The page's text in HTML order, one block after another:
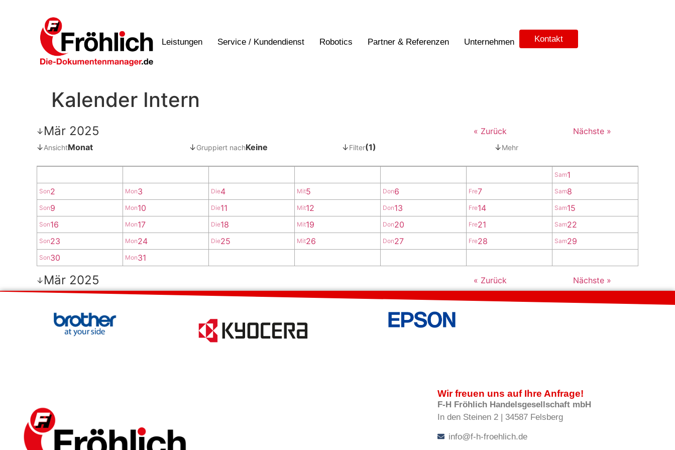
Leistungen Service / Kundendienst Robotics Partner & Referenzen Unternehmen Kontakt
Kalender Intern
↓ Mär 2025 « Zurück
Nächste »
↓AnsichtMonat ↓Gruppiert nachKeine ↓Filter(1) ↓Mehr
Sam1
Son2 Mon3 Die4 Mit5 Don6 Fre7 Sam8
Son9 Mon10 Die11 Mit12 Don13 Fre14 Sam15
Son16 Mon17 Die18 Mit19 Don20 Fre21 Sam22
Son23 Mon24 Die25 Mit26 Don27 Fre28 Sam29
Son30 Mon31
↓ Mär 2025 « Zurück Nächste »
Wir freuen uns auf Ihre Anfrage!
F-H Fröhlich Handelsgesellschaft mbH
In den Steinen 2 | 34587 Felsberg
info@f-h-froehlich.de